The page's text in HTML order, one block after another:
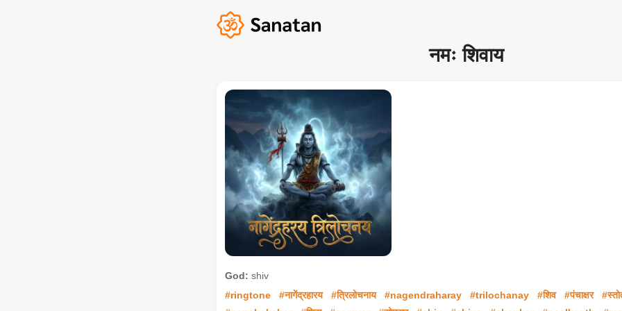
नमः शिवाय
God: shiv
#ringtone
#नागेंद्रहारय #त्रिलोचनाय #nagendraharay #trilochanay #शिव #पंचाक्षर